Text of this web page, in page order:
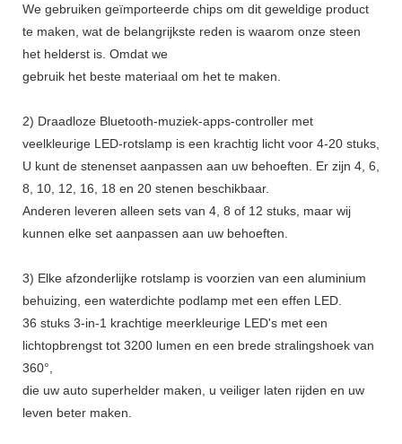
We gebruiken geïmporteerde chips om dit geweldige product
te maken, wat de belangrijkste reden is waarom onze steen
het helderst is. Omdat we
gebruik het beste materiaal om het te maken.
2) Draadloze Bluetooth-muziek-apps-controller met
veelkleurige LED-rotslamp is een krachtig licht voor 4-20 stuks,
U kunt de stenenset aanpassen aan uw behoeften. Er zijn 4, 6,
8, 10, 12, 16, 18 en 20 stenen beschikbaar.
Anderen leveren alleen sets van 4, 8 of 12 stuks, maar wij
kunnen elke set aanpassen aan uw behoeften.
3) Elke afzonderlijke rotslamp is voorzien van een aluminium
behuizing, een waterdichte podlamp met een effen LED.
36 stuks 3-in-1 krachtige meerkleurige LED's met een
lichtopbrengst tot 3200 lumen en een brede stralingshoek van
360°,
die uw auto superhelder maken, u veiliger laten rijden en uw
leven beter maken.